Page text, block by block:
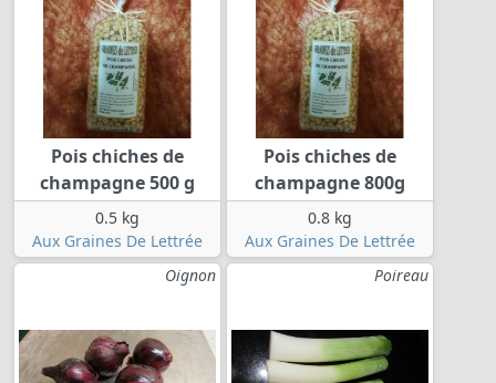
Pois chiches de
champagne 500 g
0.5 kg
Aux Graines De Lettrée
Pois chiches de
champagne 800g
0.8 kg
Aux Graines De Lettrée
Oignon
Poireau